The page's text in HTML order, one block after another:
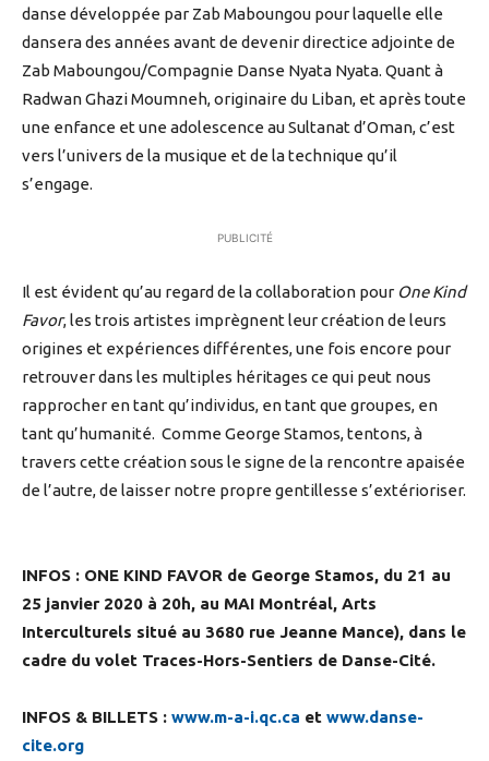
danse développée par Zab Maboungou pour laquelle elle
dansera des années avant de devenir directice adjointe de
Zab Maboungou/Compagnie Danse Nyata Nyata. Quant à
Radwan Ghazi Moumneh, originaire du Liban, et après toute
une enfance et une adolescence au Sultanat d’Oman, c’est
vers l’univers de la musique et de la technique qu’il
s’engage.
PUBLICITÉ
Il est évident qu’au regard de la collaboration pour One Kind
Favor, les trois artistes imprègnent leur création de leurs
origines et expériences différentes, une fois encore pour
retrouver dans les multiples héritages ce qui peut nous
rapprocher en tant qu’individus, en tant que groupes, en
tant qu’humanité. Comme George Stamos, tentons, à
travers cette création sous le signe de la rencontre apaisée
de l’autre, de laisser notre propre gentillesse s’extérioriser.
INFOS : ONE KIND FAVOR de George Stamos, du 21 au
25 janvier 2020 à 20h, au MAI Montréal, Arts
Interculturels situé au 3680 rue Jeanne Mance), dans le
cadre du volet Traces-Hors-Sentiers de Danse-Cité.
INFOS & BILLETS : www.m-a-i.qc.ca et www.danse-
cite.org